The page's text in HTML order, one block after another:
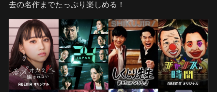
去の名作までたっぷり楽しめる！